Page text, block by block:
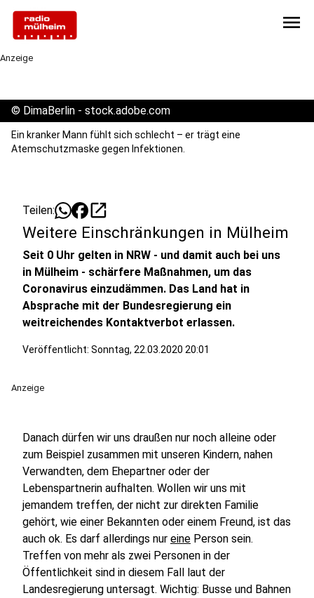
menu
Anzeige
© DimaBerlin - stock.adobe.com
Ein kranker Mann fühlt sich schlecht – er trägt eine
Atemschutzmaske gegen Infektionen.
Teilen: open_in_new
Weitere Einschränkungen in Mülheim
Seit 0 Uhr gelten in NRW - und damit auch bei uns
in Mülheim - schärfere Maßnahmen, um das
Coronavirus einzudämmen. Das Land hat in
Absprache mit der Bundesregierung ein
weitreichendes Kontaktverbot erlassen.
Veröffentlicht: Sonntag, 22.03.2020 20:01
Anzeige
Danach dürfen wir uns draußen nur noch alleine oder
zum Beispiel zusammen mit unseren Kindern, nahen
Verwandten, dem Ehepartner oder der
Lebenspartnerin aufhalten. Wollen wir uns mit
jemandem treffen, der nicht zur direkten Familie
gehört, wie einer Bekannten oder einem Freund, ist das
auch ok. Es darf allerdings nur eine Person sein.
Treffen von mehr als zwei Personen in der
Öffentlichkeit sind in diesem Fall laut der
Landesregierung untersagt. Wichtig: Busse und Bahnen